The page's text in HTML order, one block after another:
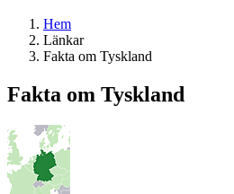
Hem
Länkar
Fakta om Tyskland
Fakta om Tyskland